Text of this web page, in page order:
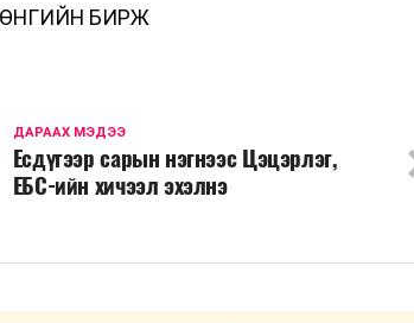
БИРЖ
ДАРААХ МЭДЭЭ
Есдүгээр сарын нэгнээс Цэцэрлэг,
ЕБС-ийн хичээл эхэлнэ